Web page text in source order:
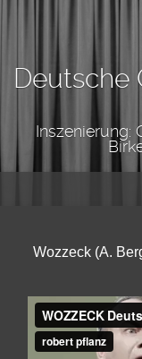
Deutsche
Inszenierung:
Wozzeck (A.